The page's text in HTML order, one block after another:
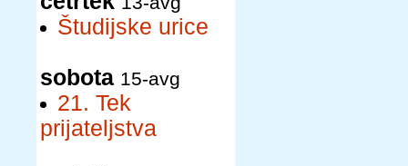
Študijske urice
sobota 15-avg
21. Tek
prijateljstva